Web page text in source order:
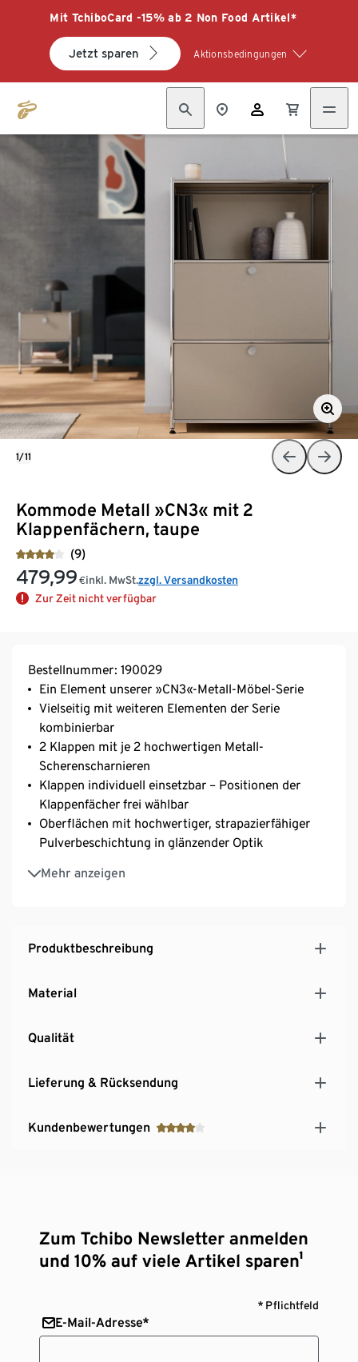
Mit TchiboCard -15% ab 2 Non Food Artikel*
Jetzt sparen Aktionsbedingungen
Kommode Metall »CN3« mit 2
Klappenfächern, taupe
(9)
479,99 €inkl. MwSt.zzgl. Versandkosten
Zur Zeit nicht verfügbar
1/11
Bestellnummer: 190029
Ein Element unserer »CN3«-Metall-Möbel-Serie
Vielseitig mit weiteren Elementen der Serie
kombinierbar
2 Klappen mit je 2 hochwertigen Metall-
Scherenscharnieren
Klappen individuell einsetzbar – Positionen der
Klappenfächer frei wählbar
Oberflächen mit hochwertiger, strapazierfähiger
Pulverbeschichtung in glänzender Optik
Mehr anzeigen
Verchromtes Metallgestell und Knaufgriffe
Mit höhenverstellbaren Kunststofffüßen für einen
Produktbeschreibung
Material
Qualität
Lieferung & Rücksendung
Kundenbewertungen
Zum Tchibo Newsletter anmelden
und 10% auf viele Artikel sparen¹
* Pflichtfeld
E-Mail-Adresse*